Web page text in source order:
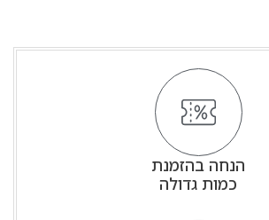
הנחה בהזמנת
כמות גדולה